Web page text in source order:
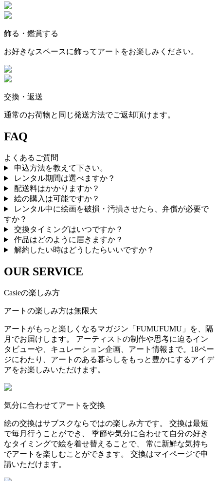
飾る・鑑賞する
お好きなスペースに飾ってアートをお楽しみください。
交換・返送
通常のお荷物と同じ発送方法でご返却頂けます。
FAQ
よくあるご質問
申込方法を教えて下さい。
レンタル期間は選べますか？
配送料はかかりますか？
絵の購入は可能ですか？
レンタル中に絵画を破損・汚損させたら、弁償が必要で
すか？
交換タイミングはいつですか？
作品はどのように届きますか？
解約したい時はどうしたらいいですか？
OUR SERVICE
Casieの楽しみ方
アートの楽しみ方は無限大
アートがもっと楽しくなるマガジン「FUMUFUMU」を、隔
月でお届けします。 アーティストの制作や思考に迫るイン
タビューや、キュレーション企画、アート情報まで。18ペー
ジにわたり、アートのある暮らしをもっと豊かにするアイデ
アをお楽しみいただけます。
気分に合わせてアートを交換
絵の交換はサブスクならではの楽しみ方です。 交換は最短
で毎月行うことができ、 季節や気分に合わせて自分の好き
なタイミングで絵を着せ替えることで、 常に新鮮な気持ち
でアートを楽しむことができます。 交換はマイページで申
請いただけます。